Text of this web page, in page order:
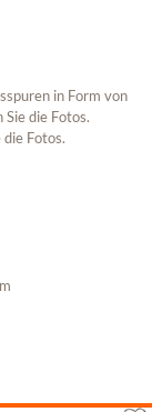
in Form von
die Fotos.
Fotos.